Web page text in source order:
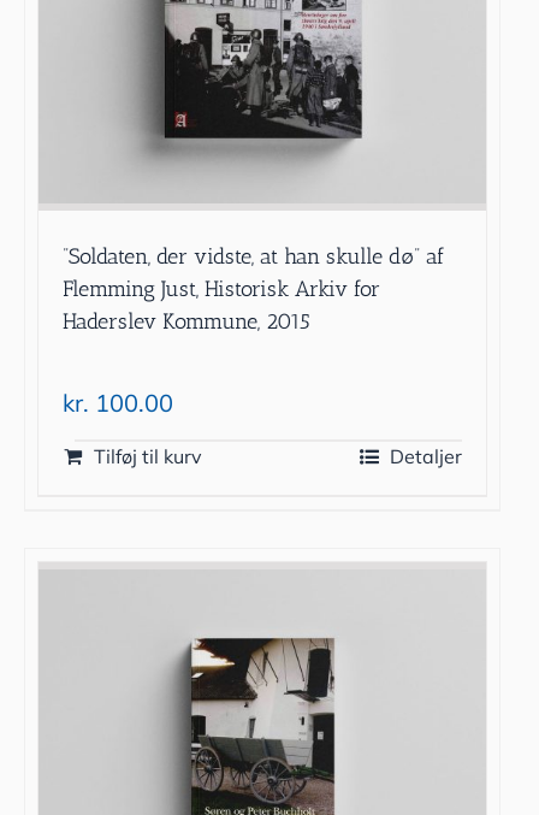
”Soldaten, der vidste, at han skulle dø” af
Flemming Just, Historisk Arkiv for
Haderslev Kommune, 2015
kr. 100.00
Tilføj til kurv Detaljer